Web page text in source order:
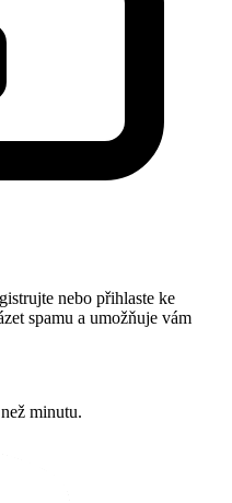
nebo přihlaste ke
spamu a umožňuje vám
minutu.